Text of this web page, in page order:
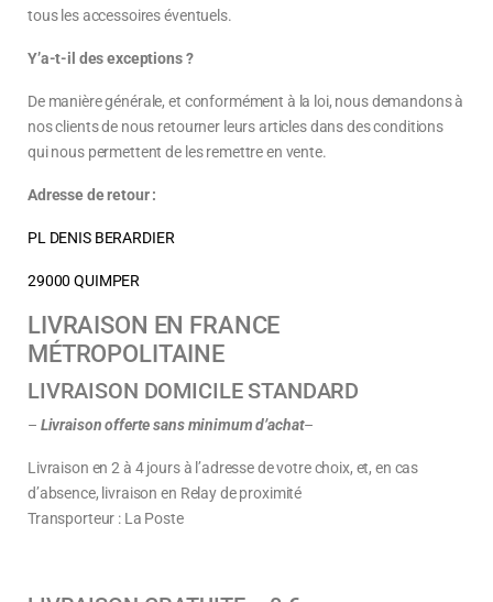
tous les accessoires éventuels.
Y’a-t-il des exceptions ?
De manière générale, et conformément à la loi, nous demandons à
nos clients de nous retourner leurs articles dans des conditions
qui nous permettent de les remettre en vente.
Adresse de retour :
PL DENIS BERARDIER
29000 QUIMPER
LIVRAISON EN FRANCE
MÉTROPOLITAINE
LIVRAISON DOMICILE STANDARD
– Livraison offerte sans minimum d’achat–
Livraison en 2 à 4 jours à l’adresse de votre choix, et, en cas
d’absence, livraison en Relay de proximité
Transporteur : La Poste